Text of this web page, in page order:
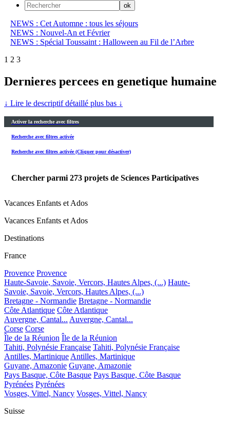
NEWS : Cet Automne : tous les séjours
NEWS : Nouvel-An et Février
NEWS : Spécial Toussaint : Halloween au Fil de l’Arbre
1 2 3
Dernieres percees en genetique humaine
↓ Lire le descriptif détaillé plus bas ↓
Activer la recherche avec filtres
Recherche avec filtres activée
Recherche avec filtres activée (Cliquer pour désactiver)
Chercher parmi 273 projets de Sciences Participatives
Vacances Enfants et Ados
Vacances Enfants et Ados
Destinations
France
Provence Provence
Haute-Savoie, Savoie, Vercors, Hautes Alpes, (...) Haute-
Savoie, Savoie, Vercors, Hautes Alpes, (...)
Bretagne - Normandie Bretagne - Normandie
Côte Atlantique Côte Atlantique
Auvergne, Cantal... Auvergne, Cantal...
Corse Corse
Île de la Réunion Île de la Réunion
Tahiti, Polynésie Française Tahiti, Polynésie Française
Antilles, Martinique Antilles, Martinique
Guyane, Amazonie Guyane, Amazonie
Pays Basque, Côte Basque Pays Basque, Côte Basque
Pyrénées Pyrénées
Vosges, Vittel, Nancy Vosges, Vittel, Nancy
Suisse